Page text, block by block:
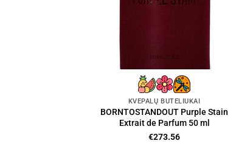
KVEPALŲ BUTELIUKAI
BORNTOSTANDOUT Purple Stain
Extrait de Parfum 50 ml
€273.56